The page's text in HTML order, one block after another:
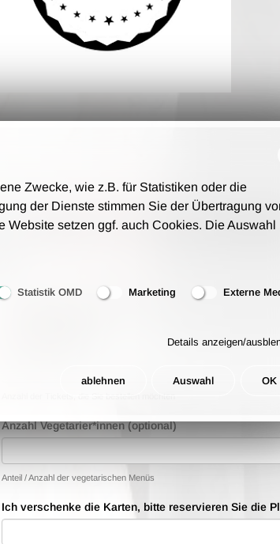
lediglich 1,00 € Portokosten pro
Anzahl Vegetarier*innen (optional)
Anteil / Anzahl der vegetarischen Menüs
Ich verschenke die Karten, bitte reservieren Sie die
Zwecke, wie z.B. für Statistiken oder die
der Dienste stimmen Sie der Übertragung
setzen ggf. auch Cookies. Die Auswahl
Statistik OMD Marketing Externe
Details anzeigen/
ablehnen Auswahl OK